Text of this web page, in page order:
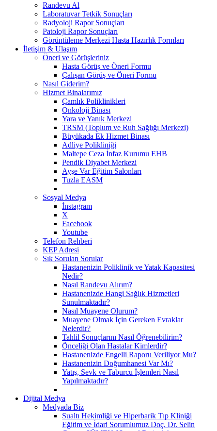
Randevu Al
Laboratuvar Tetkik Sonuçları
Radyoloji Rapor Sonuçları
Patoloji Rapor Sonuçları
Görüntüleme Merkezi Hasta Hazırlık Formları
İletişim & Ulaşım
Öneri ve Görüşleriniz
Hasta Görüş ve Öneri Formu
Çalışan Görüş ve Öneri Formu
Nasıl Giderim?
Hizmet Binalarımız
Çamlık Poliklinikleri
Onkoloji Binası
Yara ve Yanık Merkezi
TRSM (Toplum ve Ruh Sağlığı Merkezi)
Büyükada Ek Hizmet Binası
Adliye Polikliniği
Maltepe Ceza İnfaz Kurumu EHB
Pendik Diyabet Merkezi
Ayşe Var Eğitim Salonları
Tuzla EASM
Sosyal Medya
İnstagram
X
Facebook
Youtube
Telefon Rehberi
KEP Adresi
Sık Sorulan Sorular
Hastanenizin Poliklinik ve Yatak Kapasitesi
Nedir?
Nasıl Randevu Alırım?
Hastanenizde Hangi Sağlık Hizmetleri
Sunulmaktadır?
Nasıl Muayene Olurum?
Muayene Olmak İçin Gereken Evraklar
Nelerdir?
Tahlil Sonuçlarını Nasıl Öğrenebilirim?
Önceliği Olan Hastalar Kimlerdir?
Hastanenizde Engelli Raporu Veriliyor Mu?
Hastanenizin Doğumhanesi Var Mı?
Yatış, Sevk ve Taburcu İşlemleri Nasıl
Yapılmaktadır?
Dijital Medya
Medyada Biz
Sualtı Hekimliği ve Hiperbarik Tıp Kliniği
Eğitim ve İdari Sorumlumuz Doç. Dr. Selin